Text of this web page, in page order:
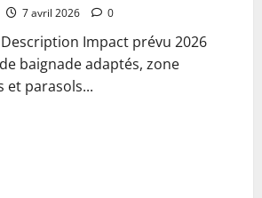
7 avril 2026 0
Impact prévu 2026
baignade adaptés, zone
et parasols...